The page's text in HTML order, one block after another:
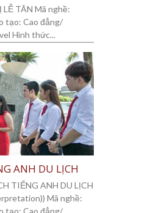
TÂN Mã nghề:
tạo: Cao đẳng/
Hình thức...
ANH DU LỊCH
TIẾNG ANH DU LỊCH
Mã nghề: